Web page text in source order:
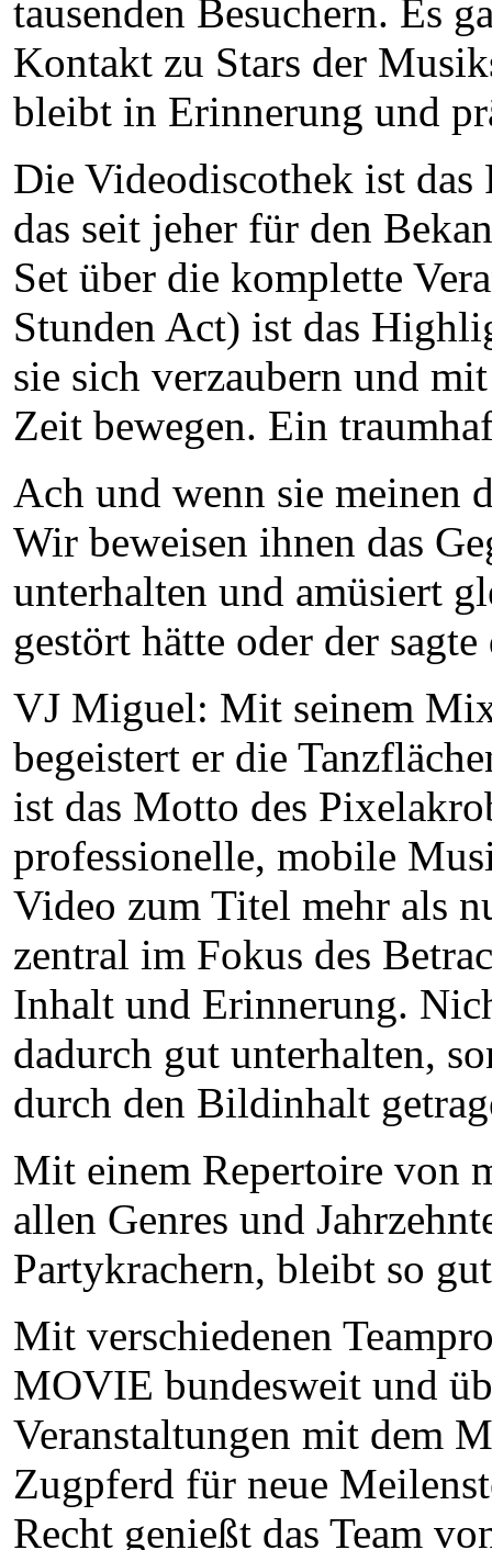
tausenden Besuchern. Es
Kontakt zu Stars der
bleibt in Erinnerung und
Die Videodiscothek ist
das seit jeher für den
Set über die komplette
Stunden Act) ist das
sie sich verzaubern und
Zeit bewegen. Ein
Ach und wenn sie meinen
Wir beweisen ihnen das
unterhalten und amüsiert
gestört hätte oder der
VJ Miguel: Mit seinem
begeistert er die
ist das Motto des
professionelle, mobile
Video zum Titel mehr als
zentral im Fokus des
Inhalt und Erinnerung.
dadurch gut unterhalten,
durch den Bildinhalt
Mit einem Repertoire von
allen Genres und
Partykrachern, bleibt so
Mit verschiedenen
MOVIE bundesweit und
Veranstaltungen mit dem
Zugpferd für neue
Recht genießt das Team